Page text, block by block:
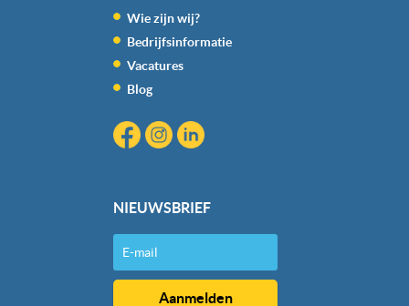
Wie zijn wij?
Bedrijfsinformatie
Vacatures
Blog
NIEUWSBRIEF